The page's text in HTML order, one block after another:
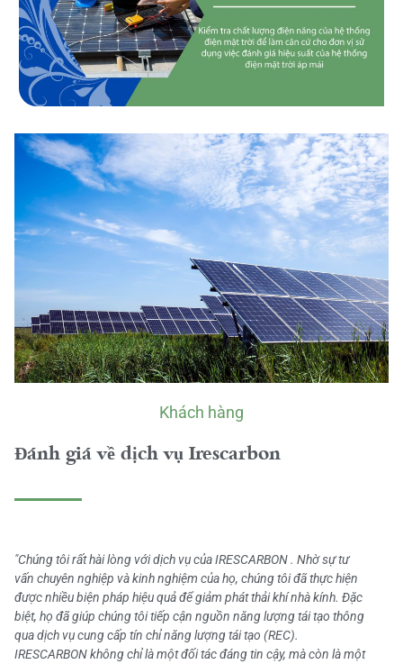
Khách hàng
Đánh giá về dịch vụ Irescarbon
"Chúng tôi rất hài lòng với dịch vụ của IRESCARBON . Nhờ sự tư
vấn chuyên nghiệp và kinh nghiệm của họ, chúng tôi đã thực hiện
được nhiều biện pháp hiệu quả để giảm phát thải khí nhà kính. Đặc
biệt, họ đã giúp chúng tôi tiếp cận nguồn năng lượng tái tạo thông
qua dịch vụ cung cấp tín chỉ năng lượng tái tạo (REC).
IRESCARBON không chỉ là một đối tác đáng tin cậy, mà còn là một